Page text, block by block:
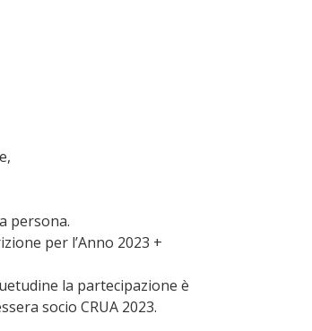
persona.
per l’Anno 2023 +
la partecipazione è
socio CRUA 2023.